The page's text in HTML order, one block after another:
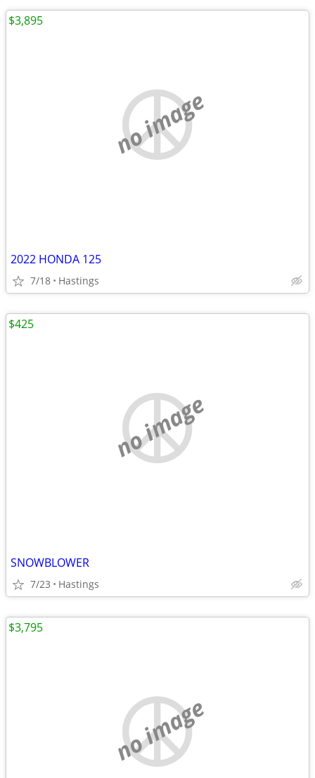
no image
2022 HONDA 125
7/18 Hastings
$3,895
no image
SNOWBLOWER
7/23 Hastings
$425
no image
$3,795